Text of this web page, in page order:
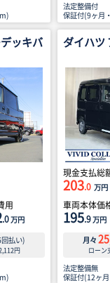
法定整備付
保証付(9ヶ月
ッキバ
用
.0万円
回払い)
円
ダイハツ
現金支払総
203.0 万円
車両本体価
195.9万円
月々
ローン
法定整備無
保証付(12ヶ